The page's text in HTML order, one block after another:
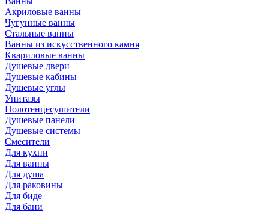
Акриловые ванны
Чугунные ванны
Стальные ванны
Ванны из искусственного камня
Квариловые ванны
Душевые двери
Душевые кабины
Душевые углы
Унитазы
Полотенцесушители
Душевые панели
Душевые системы
Смесители
Для кухни
Для ванны
Для душа
Для раковины
Для биде
Для бани